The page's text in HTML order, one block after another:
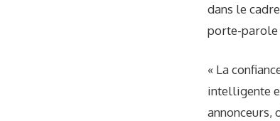
dans le
porte-parole
« La
intelligente
annonceurs,